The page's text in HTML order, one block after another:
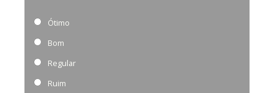
Ótimo
Bom
Regular
Ruim